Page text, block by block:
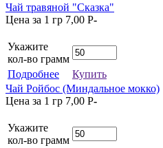
Чай травяной "Сказка"
Цена за 1 гр 7,00 P-
Укажите
кол-во грамм
Подробнее
Купить
Чай Ройбос (Миндальное мокко)
Цена за 1 гр 7,00 P-
Укажите
кол-во грамм